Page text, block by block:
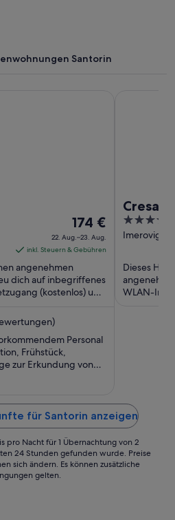
Santorin
Der
Preis
beträgt
174 €
pro
Nacht
Aug.
zum
174 €
22. Aug.–23. Aug.
inkl. Steuern & Gebühren
angenehmen
dich auf inbegriffenes
(kostenlos) und
Personal
Frühstück,
zur Erkundung von
grosser
Zimmer mit
Pool/Meer. Die
..."
5
out
5
Imerovigli
Dieses
WLAN-
für Santorin anzeigen
pro Nacht für 1 Übernachtung von 2
24 Stunden gefunden wurde. Preise
sich ändern. Es können zusätzliche
gelten.